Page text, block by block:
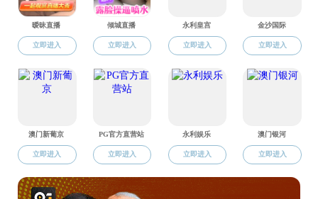
地址：中国上海东川路800号果冻传媒 闵行校区杨咏曼楼